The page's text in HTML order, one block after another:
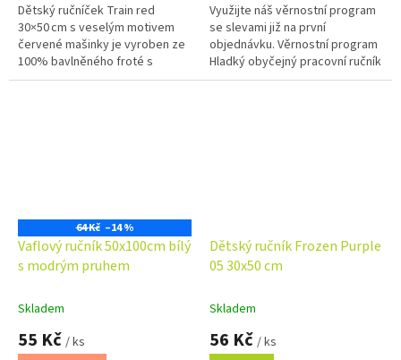
Dětský ručníček Train red
30×50 cm s veselým motivem
červené mašinky je vyroben ze
100% bavlněného froté s
gramáží 400 g/m². Nabízí
Využijte náš věrnostní program
se slevami již na první
objednávku. Věrnostní program
Hladký obyčejný pracovní ručník
je vyroben ze 100% bavlněné
64 Kč –14 %
Vaflový ručník 50x100cm bílý
s modrým pruhem
Skladem
55 Kč / ks
Dětský ručník Frozen Purple
05 30x50 cm
Skladem
56 Kč / ks